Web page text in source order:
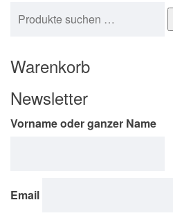
Warenkorb
Newsletter
Vorname oder ganzer Name
Email